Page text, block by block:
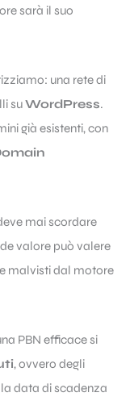
sarà il suo
una rete di
suWordPress.
già esistenti, con
mai scordare
valore può valere
malvisti dal motore
PBN efficace si
, ovvero degli
data di scadenza